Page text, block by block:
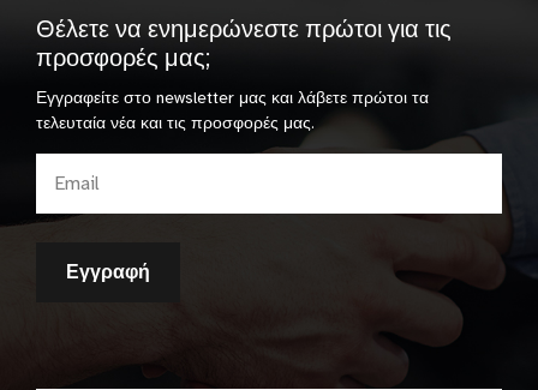
Θέλετε να ενημερώνεστε πρώτοι για τις
προσφορές μας;
Εγγραφείτε στο newsletter μας και λάβετε πρώτοι τα
τελευταία νέα και τις προσφορές μας.